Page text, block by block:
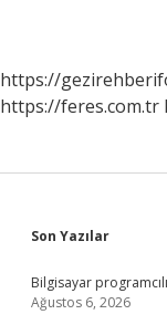
https://
https://feres.com.tr
Sidebar
Son Yazılar
Bilgisayar
Ağustos 6, 2026